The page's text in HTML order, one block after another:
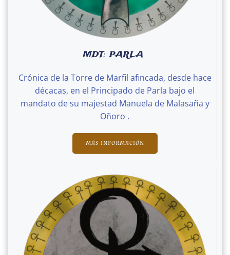
MDT: PARLA
Crónica de la Torre de Marfil afincada, desde hace
décacas, en el Principado de Parla bajo el
mandato de su majestad Manuela de Malasaña y
Oñoro .
MÁS INFORMACIÓN